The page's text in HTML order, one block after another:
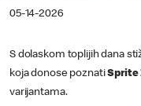
05-14-2026
S dolaskom toplijih dana
koja donose poznatiSprite
varijantama.